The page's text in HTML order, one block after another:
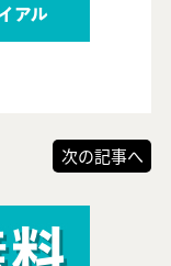
次の記事へ